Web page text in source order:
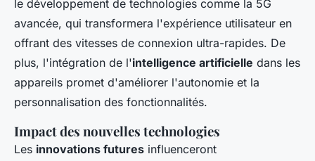
le développement de technologies comme la 5G
avancée, qui transformera l'expérience utilisateur en
offrant des vitesses de connexion ultra-rapides. De
plus, l'intégration de l'intelligence artificielle dans les
appareils promet d'améliorer l'autonomie et la
personnalisation des fonctionnalités.
Impact des nouvelles technologies
Les innovations futures influenceront